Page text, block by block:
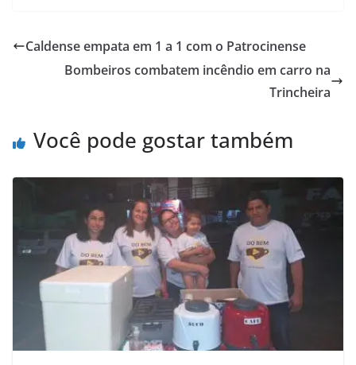
Caldense empata em 1 a 1 com o Patrocinense
Bombeiros combatem incêndio em carro na
Trincheira
Você pode gostar também